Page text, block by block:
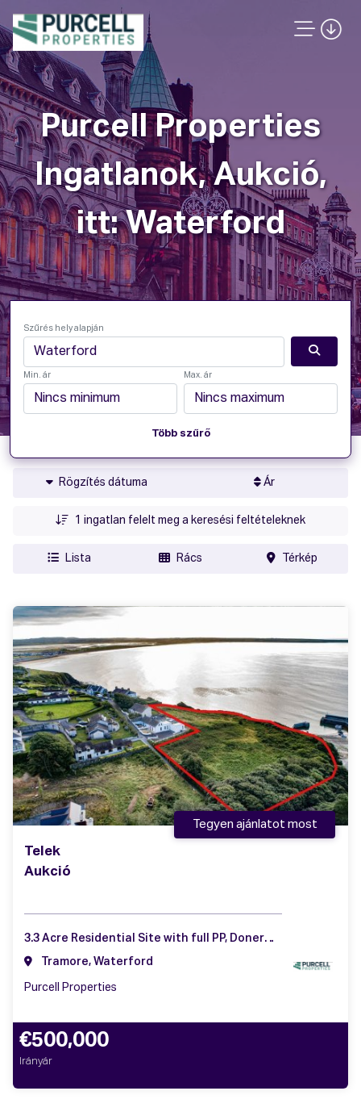
Purcell Properties
Ingatlanok, Aukció,
itt: Waterford
Szűrés hely alapján
Min. ár Max. ár
Több szűrő
Rögzítés dátuma Ár
1 ingatlan felelt meg a keresési feltételeknek
Lista Rács Térkép
Telek
Aukció
Tegyen ajánlatot most
3.3 Acre Residential Site with full PP, Doneraile, Tramore, Co. Waterford
Tramore, Waterford
Purcell Properties
€500,000
Irányár